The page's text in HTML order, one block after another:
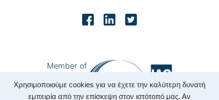
Χρησιμοποιούμε cookies για να έχετε την καλύτερη δυνατή
εμπειρία από την επίσκεψη στον ιστότοπό μας. Αν
Member of